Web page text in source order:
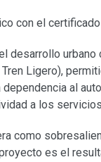
con el
desarrollo
Ligero),
al
a los
como
es el